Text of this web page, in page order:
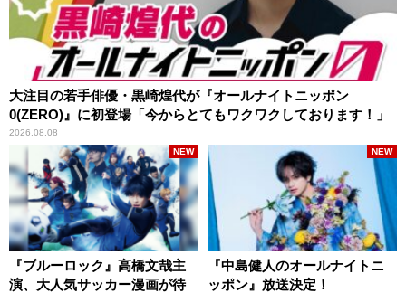
大注目の若手俳優・黒崎煌代が『オールナイトニッポン
0(ZERO)』に初登場「今からとてもワクワクしております！」
2026.08.08
『ブルーロック』高橋文哉主
演、大人気サッカー漫画が待
NEW
『中島健人のオールナイトニ
ッポン』放送決定！
NEW